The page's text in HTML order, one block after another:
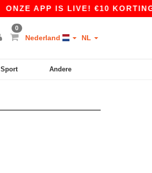
ONZE APP IS LIVE! €10
0
Nederland NL
Sport Andere